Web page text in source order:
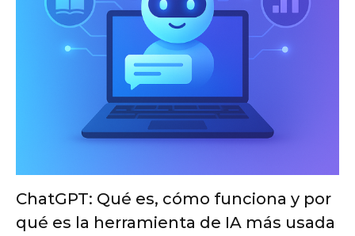
ChatGPT: Qué es, cómo funciona y por
qué es la herramienta de IA más usada